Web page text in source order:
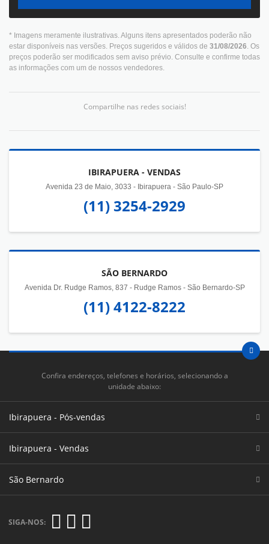
* Imagens meramente ilustrativas. Alguns itens apresentados poderão não
estar disponíveis nas versões. Preços sugeridos e válidos de 31/08/2026. Os
preços poderão ser modificados sem aviso prévio. Consulte e confirme todas
as informações com um de nossos vendedores.
Compartilhe nas redes sociais!
IBIRAPUERA - VENDAS
Avenida 23 de Maio, 3033 - Ibirapuera - São Paulo-SP
(11) 3254-2929
SÃO BERNARDO
Avenida Dr. Rudge Ramos, 837 - Rudge Ramos - São Bernardo-SP
(11) 4122-8222
Confira endereços, telefones e horários, selecionando a
unidade abaixo:
Ibirapuera - Pós-vendas
Ibirapuera - Vendas
São Bernardo
SIGA-NOS: